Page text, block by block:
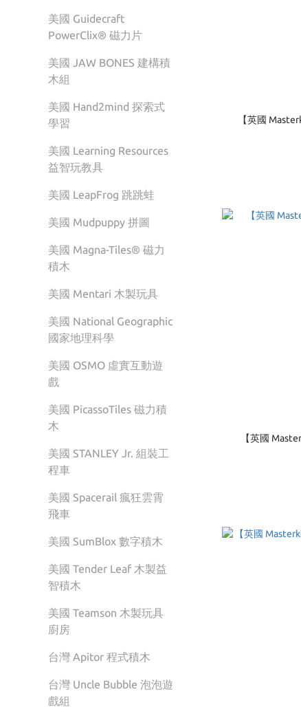
美國 Guidecraft
PowerClix® 磁力片
美國 JAW BONES 建構積
木組
美國 Hand2mind 探索式
學習
美國 Learning Resources
益智玩教具
美國 LeapFrog 跳跳蛙
美國 Mudpuppy 拼圖
美國 Magna-Tiles® 磁力
積木
美國 Mentari 木製玩具
美國 National Geographic
國家地理科學
美國 OSMO 虛實互動遊
戲
美國 PicassoTiles 磁力積
木
美國 STANLEY Jr. 組裝工
程車
美國 Spacerail 瘋狂雲霄
飛車
美國 SumBlox 數字積木
美國 Tender Leaf 木製益
智積木
美國 Teamson 木製玩具
廚房
台灣 Apitor 程式積木
台灣 Uncle Bubble 泡泡遊
戲組
【英國
【英國